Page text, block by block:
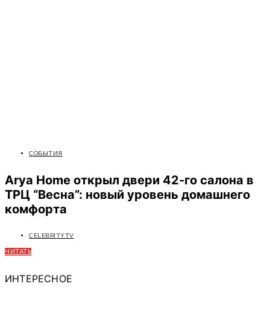
СОБЫТИЯ
Arya Home открыл двери 42-го салона в
ТРЦ “Весна”: новый уровень домашнего
комфорта
CELEBRITYTV
ЧИТАТЬ
ИНТЕРЕСНОЕ